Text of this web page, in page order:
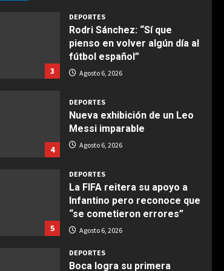
COCINA
Boquerones fritos en
freidora de aire
COCINA
Buñuelos de alcachofas
COCINA
Ternera guisada con
senderuelas
3
DEPORTES
Rodri Sánchez: “Sí que
pienso en volver algún día al
fútbol español”
Agosto 6, 2026
4
DEPORTES
Nueva exhibición de un Leo
Messi imparable
Agosto 6, 2026
5
DEPORTES
La FIFA reitera su apoyo a
Infantino pero reconoce que
“se cometieron errores”
Agosto 6, 2026
DEPORTES
Boca logra su primera